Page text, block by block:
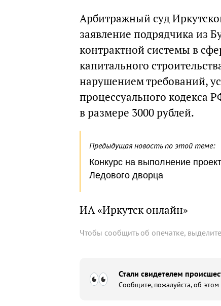
Арбитражный суд
заявление подрядчика из
контрактной системы в
капитального
нарушением требований,
процессуального кодекса
в размере 3000 рублей.
Предыдущая новость по этой теме:
Конкурс на выполнение
Ледового дворца
ИА «Иркутск онлайн»
Чтобы сообщить об опечатке,
Стали свидетелем
Сообщите, пожалуйста, об